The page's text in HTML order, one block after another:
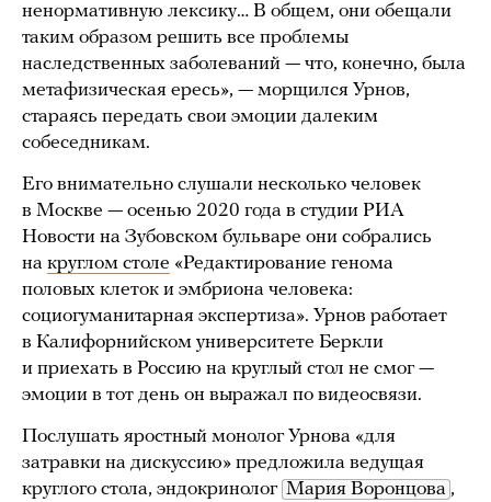
ненормативную лексику… В общем, они обещали
таким образом решить все проблемы
наследственных заболеваний — что, конечно, была
метафизическая ересь», — морщился Урнов,
стараясь передать свои эмоции далеким
собеседникам.
Его внимательно слушали несколько человек
в Москве — осенью 2020 года в студии РИА
Новости на Зубовском бульваре они собрались
на круглом столе «Редактирование генома
половых клеток и эмбриона человека:
социогуманитарная экспертиза». Урнов работает
в Калифорнийском университете Беркли
и приехать в Россию на круглый стол не смог —
эмоции в тот день он выражал по видеосвязи.
Послушать яростный монолог Урнова «для
затравки на дискуссию» предложила ведущая
круглого стола, эндокринолог Мария Воронцова ,